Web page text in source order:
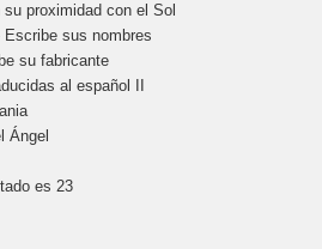
proximidad con el Sol
sus nombres
su fabricante
al español II
Ángel
es 23